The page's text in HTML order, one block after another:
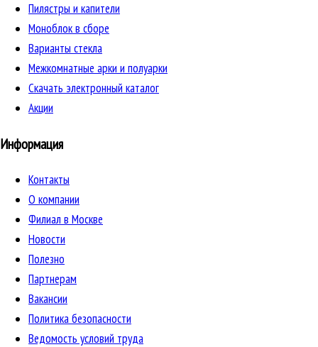
Пилястры и капители
Моноблок в сборе
Варианты стекла
Межкомнатные арки и полуарки
Скачать электронный каталог
Акции
Информация
Контакты
О компании
Филиал в Москве
Новости
Полезно
Партнерам
Вакансии
Политика безопасности
Ведомость условий труда